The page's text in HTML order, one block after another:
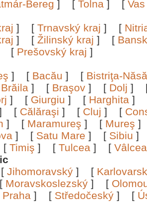
Bereg ] [ Tolna ] [ Vas
] [ Trnavský kraj ] [
] [ Žilinský kraj ] [
[ Prešovský kraj ]
] [ Bacău ] [ Bistriţa-
Brăila ] [ Braşov ] [ Dolj ]
] [ Giurgiu ] [ Harghita ]
[ Călăraşi ] [ Cluj ] [
] [ Maramureş ] [ Mureş
] [ Satu Mare ] [ Sibiu
[ Timiş ] [ Tulcea ] [
[ Jihomoravský ] [
[ Moravskoslezský ] [
Praha ] [ Středočeský ] [